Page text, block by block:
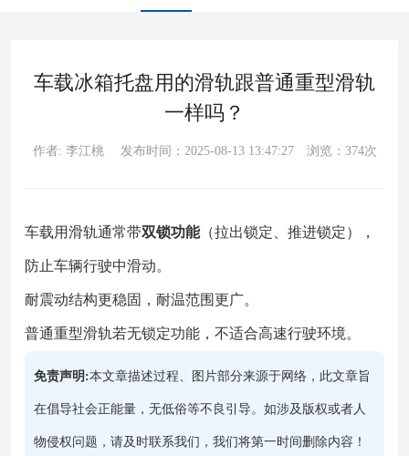
车载冰箱托盘用的滑轨跟普通重型滑轨
一样吗？
作者: 李江桃 发布时间：2025-08-13 13:47:27 浏览：374次
车载用滑轨通常带双锁功能（拉出锁定、推进锁定），
防止车辆行驶中滑动。
耐震动结构更稳固，耐温范围更广。
普通重型滑轨若无锁定功能，不适合高速行驶环境。
免责声明:本文章描述过程、图片部分来源于网络，此文章旨
在倡导社会正能量，无低俗等不良引导。如涉及版权或者人
物侵权问题，请及时联系我们，我们将第一时间删除内容！